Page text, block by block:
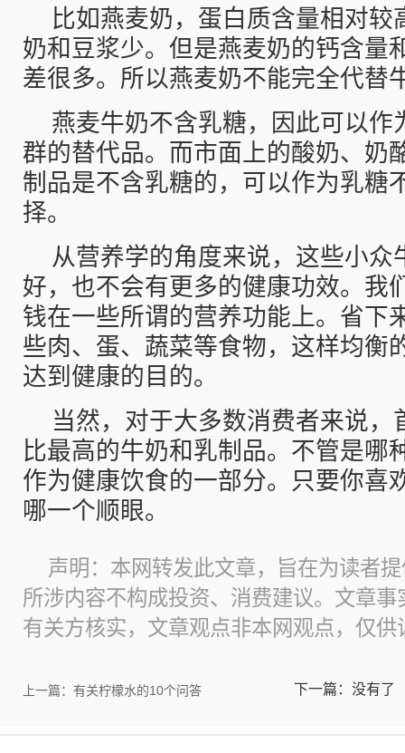
比如燕麦奶，蛋白质含量相对较
奶和豆浆少。但是燕麦奶的钙含量
差很多。所以燕麦奶不能完全代替
燕麦牛奶不含乳糖，因此可以作
群的替代品。而市面上的酸奶、奶
制品是不含乳糖的，可以作为乳糖
择。
从营养学的角度来说，这些小众
好，也不会有更多的健康功效。我
钱在一些所谓的营养功能上。省下
些肉、蛋、蔬菜等食物，这样均衡
达到健康的目的。
当然，对于大多数消费者来说，
比最高的牛奶和乳制品。不管是哪
作为健康饮食的一部分。只要你喜
哪一个顺眼。
声明：本网转发此文章，旨在为读者
所涉内容不构成投资、消费建议。文章
有关方核实，文章观点非本网观点，仅供
上一篇：有关柠檬水的10个问答 下一篇：没有了